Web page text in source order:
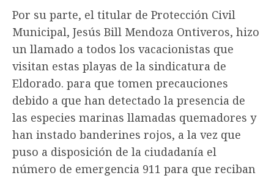
Por su parte, el titular de Protección Civil
Municipal, Jesús Bill Mendoza Ontiveros, hizo
un llamado a todos los vacacionistas que
visitan estas playas de la sindicatura de
Eldorado. para que tomen precauciones
debido a que han detectado la presencia de
las especies marinas llamadas quemadores y
han instado banderines rojos, a la vez que
puso a disposición de la ciudadanía el
número de emergencia 911 para que reciban